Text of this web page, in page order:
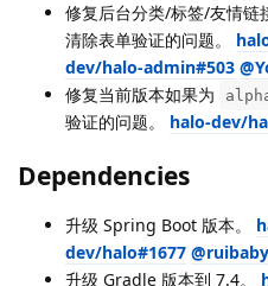
修复后台分类/标签/友情链
清除表单验证的问题。
dev/halo-admin#503
修复当前版本如果为
验证的问题。 halo-dev/
Dependencies
升级 Spring Boot 版本。
dev/halo#1677 @ruibaby
升级 Gradle 版本到 7.4。